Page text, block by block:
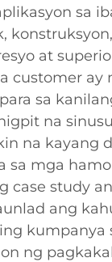
sa
at
customer ay
sa
na
na kayang
mga
case study
ang
kumpanya
ng